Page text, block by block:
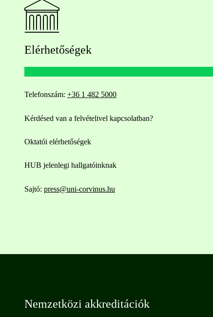
Elérhetőségek
Telefonszám: +36 1 482 5000
Kérdésed van a felvételivel kapcsolatban?
Oktatói elérhetőségek
HUB jelenlegi hallgatóinknak
Sajtó: press@uni-corvinus.hu
Nemzetközi akkreditációk